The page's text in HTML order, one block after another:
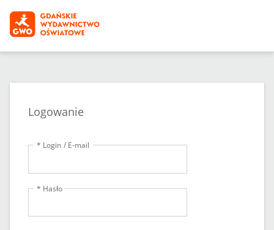
Logowanie
* Login / E-mail
* Hasło